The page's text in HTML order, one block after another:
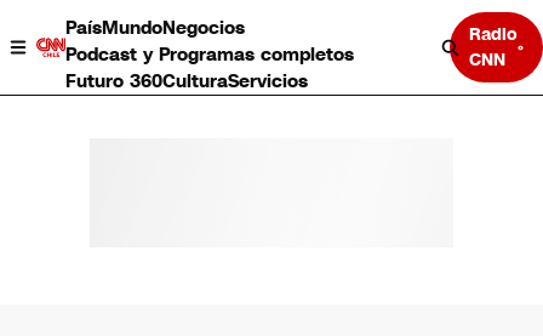
PaísMundoNegocios
Podcast y Programas completos
Futuro 360CulturaServicios
Radio
CNN